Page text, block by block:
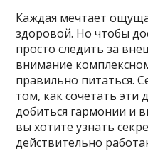
Каждая мечтает
здоровой. Но чтобы
просто следить за
внимание
правильно питаться.
том, как сочетать эти
добиться гармонии и
вы хотите узнать
действительно